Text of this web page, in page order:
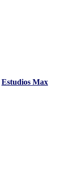
Estudios Max